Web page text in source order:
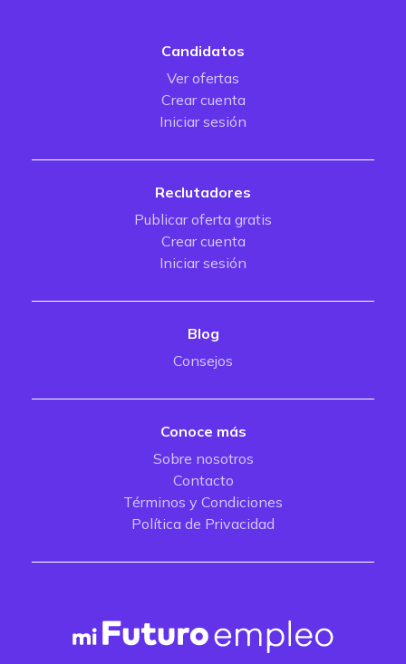
Candidatos
Ver ofertas
Crear cuenta
Iniciar sesión
Reclutadores
Publicar oferta gratis
Crear cuenta
Iniciar sesión
Blog
Consejos
Conoce más
Sobre nosotros
Contacto
Términos y Condiciones
Política de Privacidad